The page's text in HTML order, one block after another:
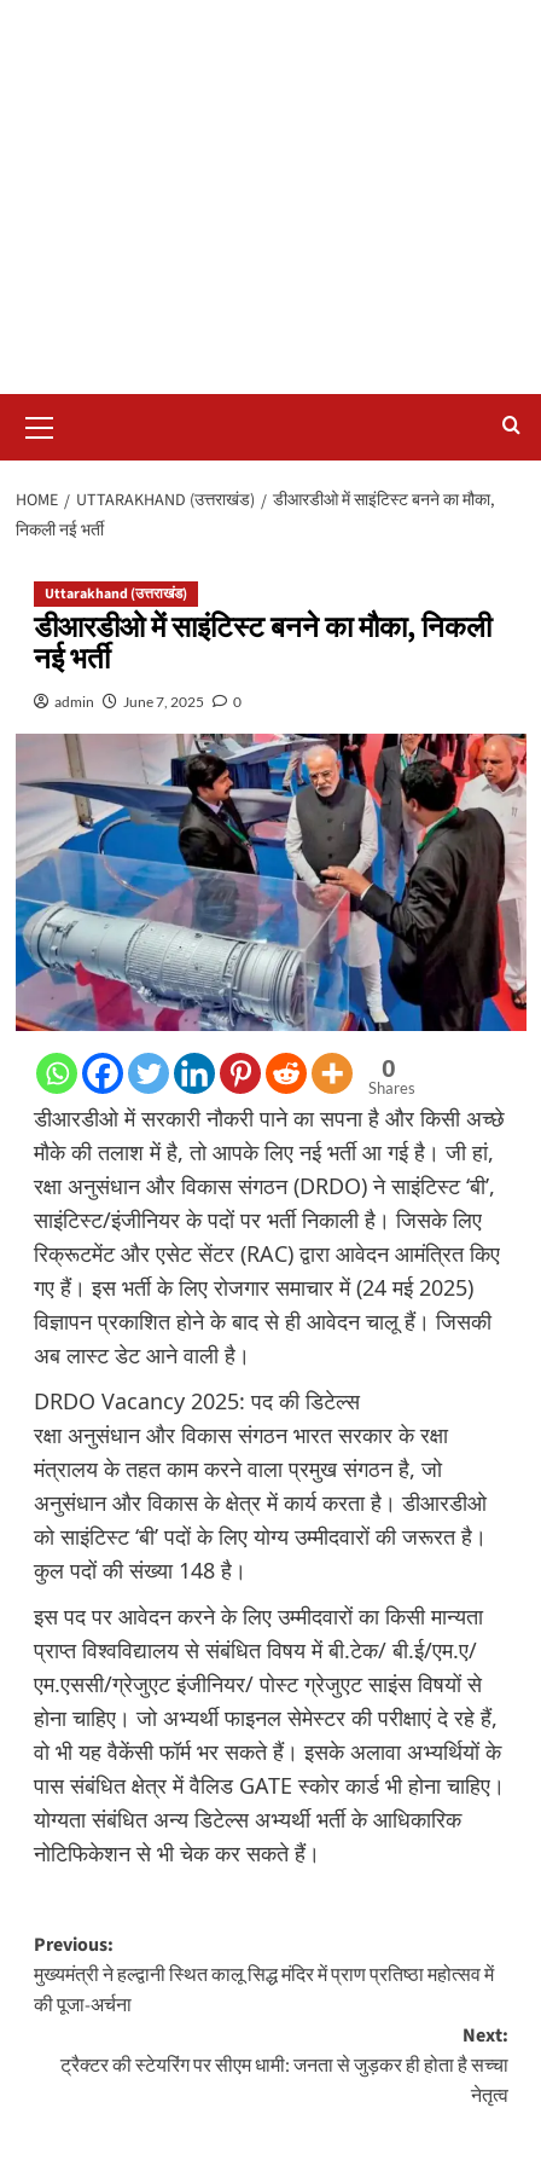
Menu
HOME UTTARAKHAND (उत्तराखंड)
डीआरडीओ में साइंटिस्ट बनने का मौका,
निकली नई भर्ती
Uttarakhand (उत्तराखंड)
डीआरडीओ में साइंटिस्ट बनने का मौका, निकली
नई भर्ती
admin June 7, 2025 0
0
Shares
डीआरडीओ में सरकारी नौकरी पाने का सपना है और किसी अच्छे
मौके की तलाश में है, तो आपके लिए नई भर्ती आ गई है। जी हां,
रक्षा अनुसंधान और विकास संगठन (DRDO) ने साइंटिस्ट ‘बी’,
साइंटिस्ट/इंजीनियर के पदों पर भर्ती निकाली है। जिसके लिए
रिक्रूटमेंट और एसेट सेंटर (RAC) द्वारा आवेदन आमंत्रित किए
गए हैं। इस भर्ती के लिए रोजगार समाचार में (24 मई 2025)
विज्ञापन प्रकाशित होने के बाद से ही आवेदन चालू हैं। जिसकी
अब लास्ट डेट आने वाली है।
DRDO Vacancy 2025: पद की डिटेल्स
रक्षा अनुसंधान और विकास संगठन भारत सरकार के रक्षा
मंत्रालय के तहत काम करने वाला प्रमुख संगठन है, जो
अनुसंधान और विकास के क्षेत्र में कार्य करता है। डीआरडीओ
को साइंटिस्ट ‘बी’ पदों के लिए योग्य उम्मीदवारों की जरूरत है।
कुल पदों की संख्या 148 है।
इस पद पर आवेदन करने के लिए उम्मीदवारों का किसी मान्यता
प्राप्त विश्वविद्यालय से संबंधित विषय में बी.टेक/ बी.ई/एम.ए/
एम.एससी/ग्रेजुएट इंजीनियर/ पोस्ट ग्रेजुएट साइंस विषयों से
होना चाहिए। जो अभ्यर्थी फाइनल सेमेस्टर की परीक्षाएं दे रहे हैं,
वो भी यह वैकेंसी फॉर्म भर सकते हैं। इसके अलावा अभ्यर्थियों के
पास संबंधित क्षेत्र में वैलिड GATE स्कोर कार्ड भी होना चाहिए।
योग्यता संबंधित अन्य डिटेल्स अभ्यर्थी भर्ती के आधिकारिक
नोटिफिकेशन से भी चेक कर सकते हैं।
Post
navigation
Previous:
मुख्यमंत्री ने हल्द्वानी स्थित कालू सिद्ध मंदिर में प्राण प्रतिष्ठा महोत्सव में
की पूजा-अर्चना
Next:
ट्रैक्टर की स्टेयरिंग पर सीएम धामी: जनता से जुड़कर ही होता है सच्चा
नेतृत्व